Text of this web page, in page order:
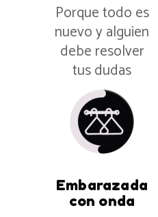
Porque todo es
nuevo y alguien
debe resolver
tus dudas
Embarazada
con onda